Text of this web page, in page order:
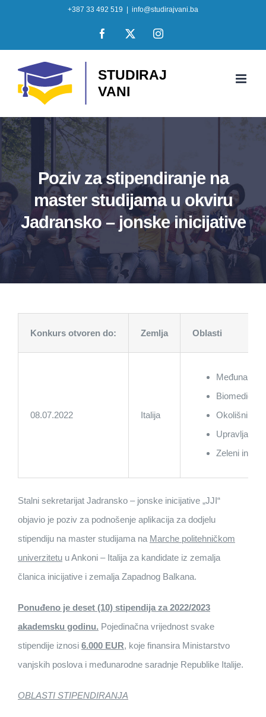
+387 33 492 519 info@studirajvani.ba
Facebook
X Instagram
Poziv za stipendiranje na
master studijama u okviru
Jadransko – jonske inicijative
Konkurs otvoren do: Zemlja Oblasti
08.07.2022 Italija
Okolišni
Upravljanje
Zeleni
Stalni sekretarijat Jadransko – jonske inicijative „JJI“
objavio je poziv za podnošenje aplikacija za dodjelu
stipendiju na master studijama na Marche politehničkom
univerzitetu u Ankoni – Italija za kandidate iz zemalja
članica inicijative i zemalja Zapadnog Balkana.
Ponuđeno je deset (10) stipendija za 2022/2023
akademsku godinu. Pojedinačna vrijednost svake
stipendije iznosi 6.000 EUR, koje finansira Ministarstvo
vanjskih poslova i međunarodne saradnje Republike Italije.
OBLASTI STIPENDIRANJA